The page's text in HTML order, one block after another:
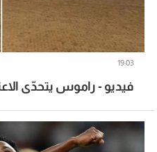
فيديو - راموس يتحدّى
19:03